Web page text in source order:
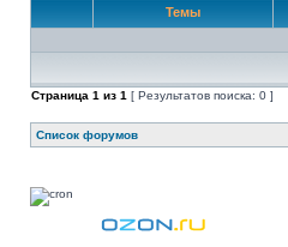
Темы
Страница 1 из 1 [ Результатов поиска: 0 ]
Список форумов